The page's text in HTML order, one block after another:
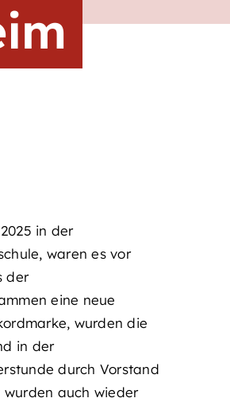
in der
waren es vor
der
eine neue
wurden die
in der
durch Vorstand
auch wieder